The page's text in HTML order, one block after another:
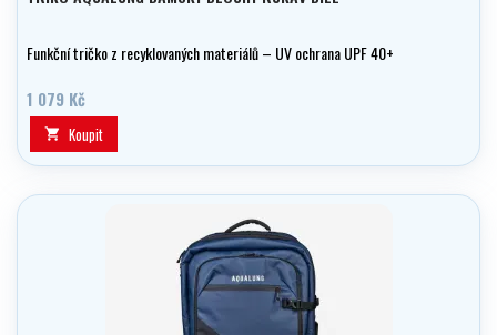
Funkční tričko z recyklovaných materiálů – UV ochrana UPF 40+
1 079 Kč
 Koupit